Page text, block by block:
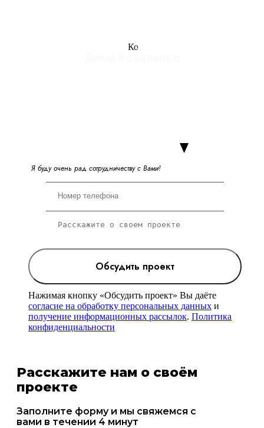
Я буду очень рад сотрудничеству с Вами!
Обсудить проект
Нажимая кнопку «Обсудить проект» Вы даёте
согласие на обработку персональных данных и
получение информационных рассылок. Политика
конфиденциальности
Расскажите нам о своём
проекте
Заполните форму и мы свяжемся с
вами в течении 4 минут